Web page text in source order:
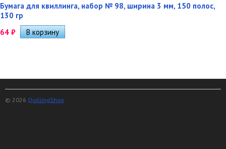
Бумага для квиллинга, набор № 98, ширина 3 мм, 150 полос,
130 гр
64 ₽
© 2026 QuillingShop